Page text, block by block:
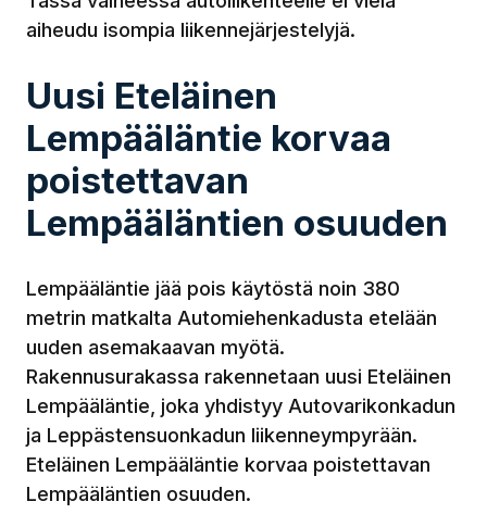
aiheudu isompia liikennejärjestelyjä.
Uusi Eteläinen
Lempääläntie korvaa
poistettavan
Lempääläntien osuuden
Lempääläntie jää pois käytöstä noin 380
metrin matkalta Automiehenkadusta etelään
uuden asemakaavan myötä.
Rakennusurakassa rakennetaan uusi Eteläinen
Lempääläntie, joka yhdistyy Autovarikonkadun
ja Leppästensuonkadun liikenneympyrään.
Eteläinen Lempääläntie korvaa poistettavan
Lempääläntien osuuden.